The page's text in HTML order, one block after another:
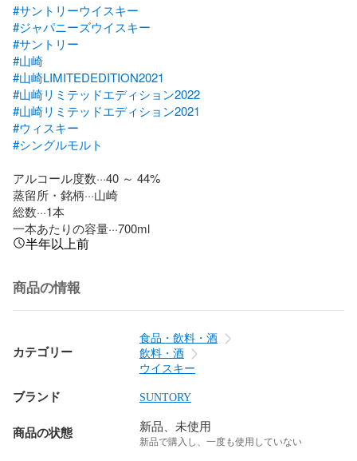
#サントリーウイスキー
#ジャパニーズウイスキー
#サントリー
#山崎
#山崎LIMITEDEDITION2021
#山崎リミテッドエディション2022
#山崎リミテッドエディション2021
#ウィスキー
#シングルモルト
アルコール度数···40 ～ 44%
蒸留所・銘柄···山崎
総数···1本
一本あたりの容量···700ml
半年以上前
商品の情報
カテゴリー
食品・飲料・酒
飲料・酒
ウイスキー
ブランド SUNTORY
商品の状態 新品、未使用
新品で購入し、一度も使用していない